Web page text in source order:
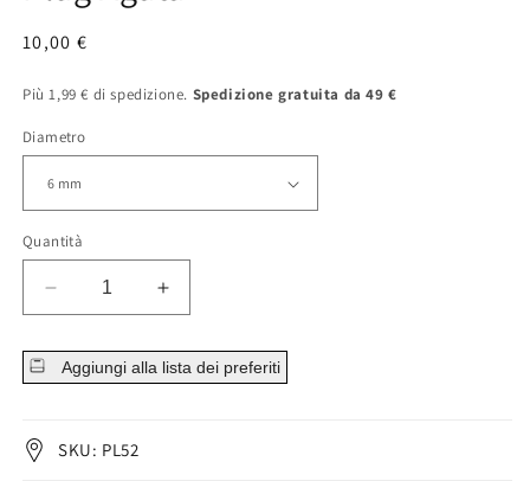
Prezzo
10,00 €
Più 1,99 € di spedizione. Spedizione gratuita da 49 €
Diametro
Quantità
Diminuisci
la
quantità
per
Aumenta
la
quantità
per
Aggiungi alla lista dei preferiti
SKU: PL52